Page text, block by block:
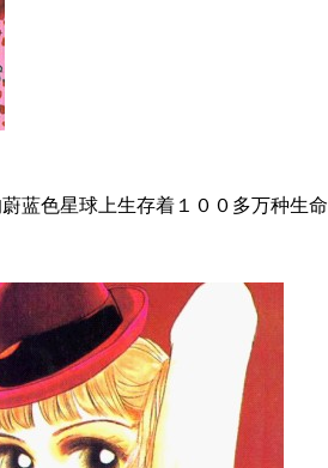
蓝色星球上生存着１００多万种生